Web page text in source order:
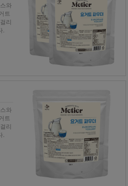
와
트
리
와
트
리